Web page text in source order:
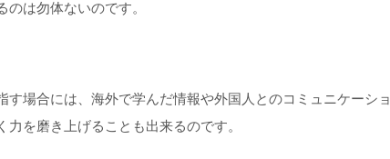
は勿体ないのです。
場合には、海外で学んだ情報や外国人とのコミュニケーショ
を磨き上げることも出来るのです。